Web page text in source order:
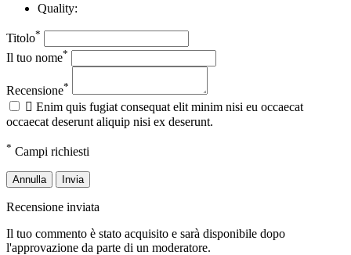
Quality:
Titolo*
Il tuo nome*
Recensione*
 Enim quis fugiat consequat elit minim nisi eu occaecat
occaecat deserunt aliquip nisi ex deserunt.
* Campi richiesti
Annulla Invia
Recensione inviata
Il tuo commento è stato acquisito e sarà disponibile dopo
l'approvazione da parte di un moderatore.